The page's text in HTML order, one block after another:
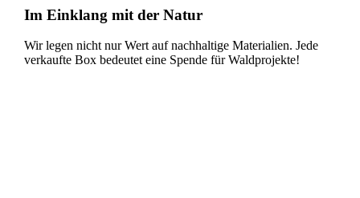
Im Einklang mit der Natur
Wir legen nicht nur Wert auf nachhaltige Materialien. Jede
verkaufte Box bedeutet eine Spende für Waldprojekte!